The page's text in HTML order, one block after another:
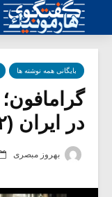
بایگانی همه نوشته ها
در ایران (۲)
بهروز مبصری